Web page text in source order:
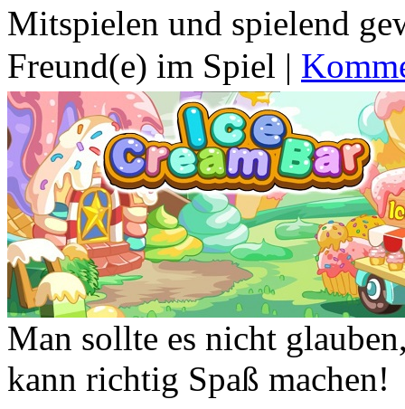
Mitspielen und spielend
Freund(e) im Spiel |
Man sollte es nicht
kann richtig Spaß machen!